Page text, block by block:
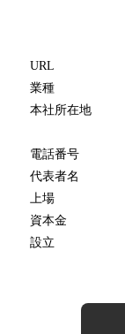
URL
業種
本社所在地
電話番号
代表者名
上場
資本金
設立